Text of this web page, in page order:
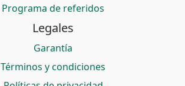
Programa de referidos
Legales
Garantía
Términos y condiciones